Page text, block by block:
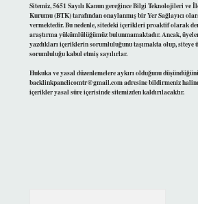
Sitemiz, 5651 Sayılı Kanun gereğince Bilgi Teknolojileri ve
Kurumu (BTK) tarafından onaylanmış bir Yer Sağlayıcı
vermektedir. Bu nedenle, sitedeki içerikleri proaktif olarak
araştırma yükümlülüğümüz bulunmamaktadır. Ancak,
yazdıkları içeriklerin sorumluluğunu taşımakta olup, siteye
sorumluluğu kabul etmiş sayılırlar.
Hukuka ve yasal düzenlemelere aykırı olduğunu
backlinkpanelicomtr@gmail.comadresine bildirmeniz
içerikler yasal süre içerisinde sitemizden kaldırılacaktır.